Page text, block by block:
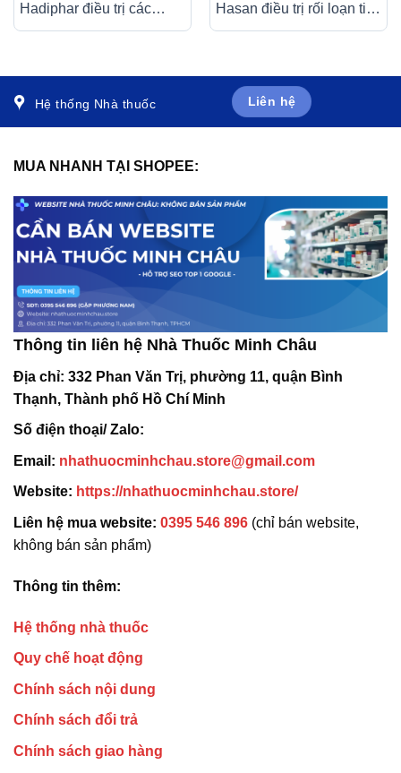
Hadiphar điều trị các
Hasan điều trị rối loạn tiết
Hệ thống Nhà thuốc Liên hệ
MUA NHANH TẠI SHOPEE:
Thông tin liên hệ Nhà Thuốc Minh Châu
Địa chỉ: 332 Phan Văn Trị, phường 11, quận Bình
Thạnh, Thành phố Hồ Chí Minh
Số điện thoại/ Zalo:
Email: nhathuocminhchau.store@gmail.com
Website: https://nhathuocminhchau.store/
Liên hệ mua website: 0395 546 896 (chỉ bán website,
không bán sản phẩm)
Thông tin thêm:
Hệ thống nhà thuốc
Quy chế hoạt động
Chính sách nội dung
Chính sách đổi trả
Chính sách giao hàng